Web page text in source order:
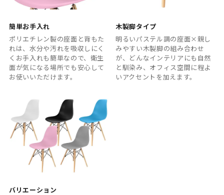
簡単お手入れ
ポリエチレン製の座面と背もた
れは、水分や汚れを吸収しにく
くお手入れも簡単なので、衛生
面が気になる場所でも安心して
お使いいただけます。
木製脚タイプ
明るいパステル調の座面×親し
みやすい木製脚の組み合わせ
が、どんなインテリアにも自然
と馴染み、オフィス空間に程よ
いアクセントを加えます。
バリエーション